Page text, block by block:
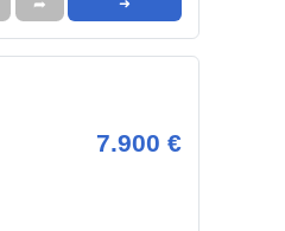
➦ ➜
7.900 €